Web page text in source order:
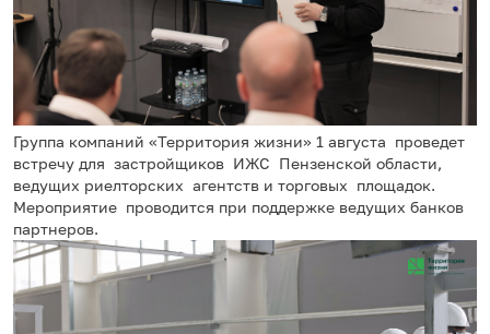
Группа компаний «Территория жизни» 1 августа проведет
встречу для застройщиков ИЖС Пензенской области,
ведущих риелторских агентств и торговых площадок.
Мероприятие проводится при поддержке ведущих банков
партнеров.